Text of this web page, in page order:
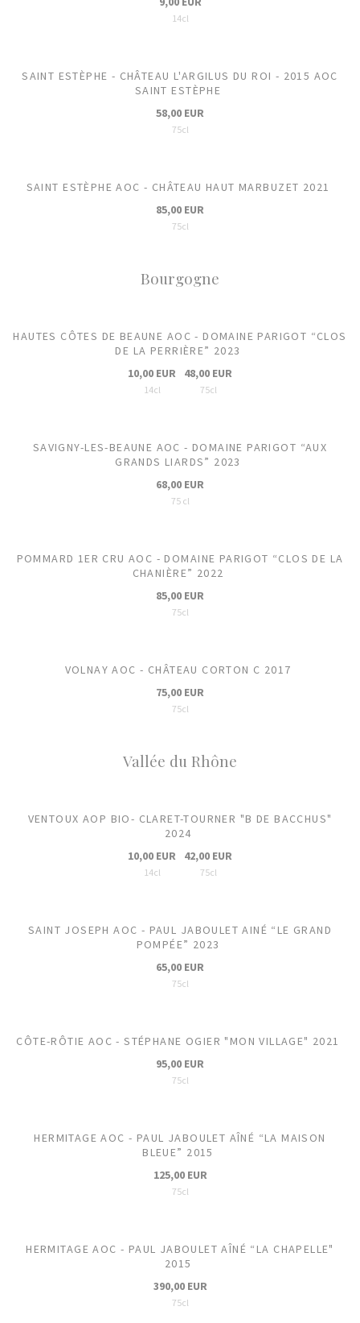
14cl
SAINT ESTÈPHE - CHÂTEAU L'ARGILUS DU ROI - 2015 AOC
SAINT ESTÈPHE
58,00 EUR
75cl
SAINT ESTÈPHE AOC - CHÂTEAU HAUT MARBUZET 2021
85,00 EUR
75cl
Bourgogne
HAUTES CÔTES DE BEAUNE AOC - DOMAINE PARIGOT “CLOS
DE LA PERRIÈRE” 2023
10,00 EUR
14cl
48,00 EUR
75cl
SAVIGNY-LES-BEAUNE AOC - DOMAINE PARIGOT “AUX
GRANDS LIARDS” 2023
68,00 EUR
75 cl
POMMARD 1ER CRU AOC - DOMAINE PARIGOT “CLOS DE LA
CHANIÈRE” 2022
85,00 EUR
75cl
VOLNAY AOC - CHÂTEAU CORTON C 2017
75,00 EUR
75cl
Vallée du Rhône
VENTOUX AOP BIO- CLARET-TOURNER "B DE BACCHUS"
2024
10,00 EUR
14cl
42,00 EUR
75cl
SAINT JOSEPH AOC - PAUL JABOULET AINÉ “LE GRAND
POMPÉE” 2023
65,00 EUR
75cl
CÔTE-RÔTIE AOC - STÉPHANE OGIER "MON VILLAGE" 2021
95,00 EUR
75cl
HERMITAGE AOC - PAUL JABOULET AÎNÉ “LA MAISON
BLEUE” 2015
125,00 EUR
75cl
HERMITAGE AOC - PAUL JABOULET AÎNÉ “LA CHAPELLE"
2015
390,00 EUR
75cl